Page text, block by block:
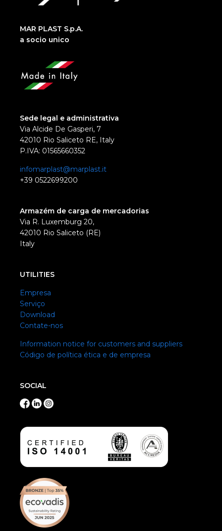
MAR PLAST S.p.A.
a socio unico
Sede legal e administrativa
Via Alcide De Gasperi, 7
42010 Rio Saliceto RE, Italy
P.IVA: 01565660352
infomarplast@marplast.it
+39 0522699200
Armazém de carga de mercadorias
Via R. Luxemburg 20,
42010 Rio Saliceto (RE)
Italy
UTILITIES
Empresa
Serviço
Download
Contate-nos
Information notice for customers and suppliers
Código de política ética e de empresa
SOCIAL